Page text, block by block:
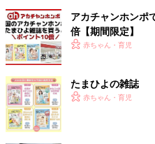
アカチャンホンポ
倍【期間限定】
赤ちゃん・育児
たまひよの雑誌
赤ちゃん・育児